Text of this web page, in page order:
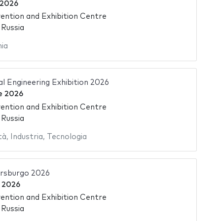
and Exhibition Centre
Engineering Exhibition 2026
2026
and Exhibition Centre
, Industria, Tecnologia
2026
2026
and Exhibition Centre